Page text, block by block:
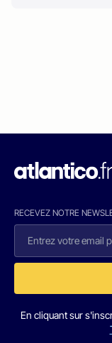
RECEVEZ NOTRE
En cliquant sur